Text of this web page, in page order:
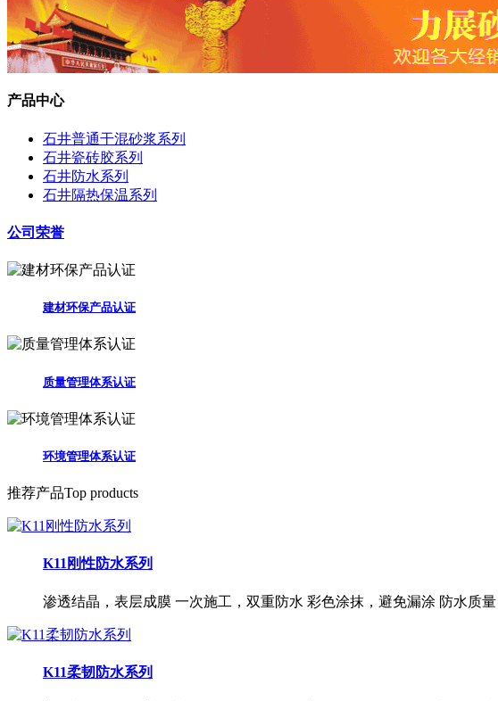
产品中心
石井普通干混砂浆系列
石井瓷砖胶系列
石井防水系列
石井隔热保温系列
公司荣誉
建材环保产品认证
质量管理体系认证
环境管理体系认证
推荐产品Top products
K11刚性防水系列
渗透结晶，表层成膜 一次施工，双重防水 彩色涂抹，避免漏涂 防水质
K11柔韧防水系列